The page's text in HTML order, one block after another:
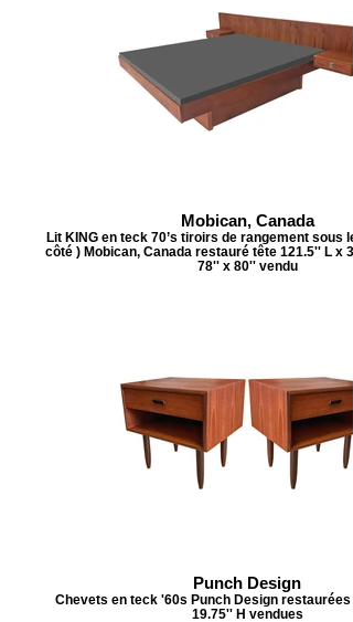
Mobican, Canada
Lit KING en teck 70’s tiroirs de rangement sous
côté ) Mobican, Canada restauré tête 121.5'' L x
78'' x 80'' vendu
Punch Design
Chevets en teck '60s Punch Design restaurées
19.75'' H vendues